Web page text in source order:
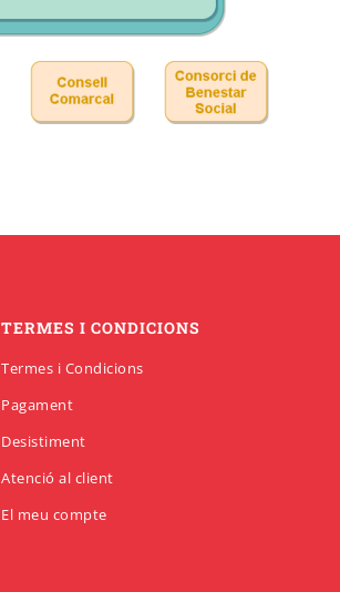
TERMES I CONDICIONS
Termes i Condicions
Pagament
Desistiment
Atenció al client
El meu compte